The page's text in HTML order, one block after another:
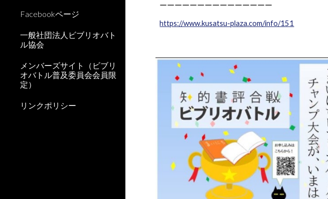
Facebookページ
一般社団法人ビブリオバト
ル協会
メンバーズサイト（ビブリ
オバトル普及委員会会員限
定）
リンクポリシー
ーーーーーーーーーーーーーーー
https://www.kusatsu-plaza.com/info/151